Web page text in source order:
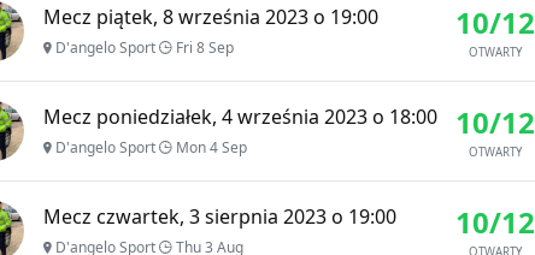
Mecz piątek, 8 września 2023 o 19:00
D'angelo Sport Fri 8 Sep
10/12
OTWARTY
Mecz poniedziałek, 4 września 2023 o 18:00
D'angelo Sport Mon 4 Sep
10/12
OTWARTY
Mecz czwartek, 3 sierpnia 2023 o 19:00
D'angelo Sport Thu 3 Aug
10/12
OTWARTY